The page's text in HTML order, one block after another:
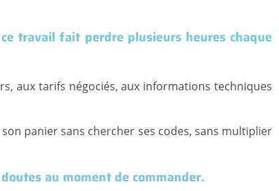
travail fait perdre plusieurs heures chaque
aux tarifs négociés, aux informations techniques
panier sans chercher ses codes, sans multiplier
au moment de commander.